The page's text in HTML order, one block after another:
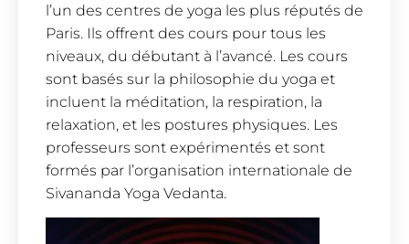
l’un des centres de yoga les plus réputés de
Paris. Ils offrent des cours pour tous les
niveaux, du débutant à l’avancé. Les cours
sont basés sur la philosophie du yoga et
incluent la méditation, la respiration, la
relaxation, et les postures physiques. Les
professeurs sont expérimentés et sont
formés par l’organisation internationale de
Sivananda Yoga Vedanta.